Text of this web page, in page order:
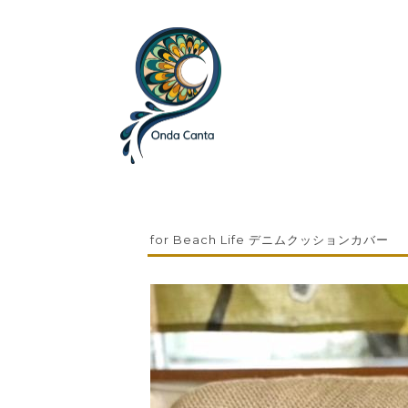
for Beach Life デニムクッションカバー